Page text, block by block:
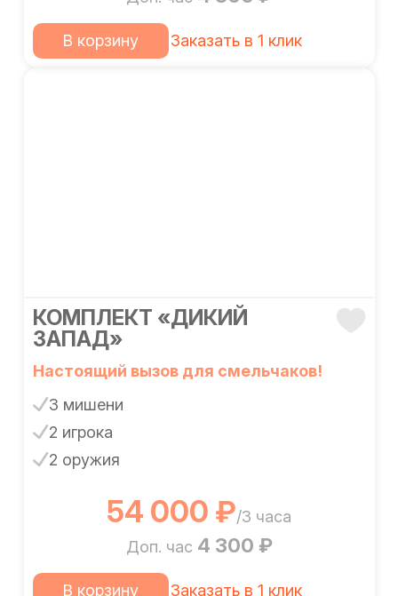
В корзину Заказать в 1 клик
КОМПЛЕКТ «ДИКИЙ
ЗАПАД»
Настоящий вызов для смельчаков!
3 мишени
2 игрока
2 оружия
54 000 ₽/3 часа
Доп. час 4 300 ₽
В корзину Заказать в 1 клик